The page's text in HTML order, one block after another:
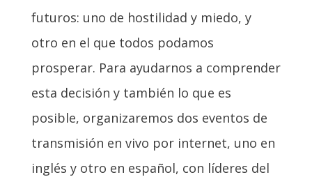
futuros: uno de hostilidad y miedo, y
otro en el que todos podamos
prosperar. Para ayudarnos a comprender
esta decisión y también lo que es
posible, organizaremos dos eventos de
transmisión en vivo por internet, uno en
inglés y otro en español, con líderes del